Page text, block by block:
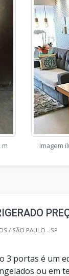
m Imagem
/ SÃO PAULO - SP
3 portas é um
ou em